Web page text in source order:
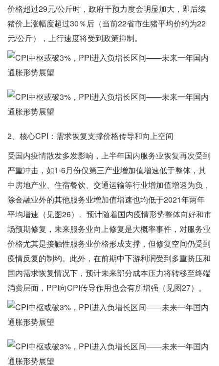
价格超过29元/公斤时，政府干预力度会明显加大，即后续
猪价上涨幅度超过30％后（当前22省市生猪平均价约为22
元/公斤），上行速度将受到政策抑制。
2、核心CPI：需求恢复支撑价格传导和向上空间
受国内疫情散发多发影响，上半年国内服务业恢复再次受到
严重冲击，如1-6月份仅第三产业增加值增速低于整体，其
中房地产业、住宿餐饮、交通运输等行业增加值增速为负，
除金融业外的其他服务业增加值增速也均低于2021年两年
平均增速（见图26）。预计随着国内疫情形势整体向好和市
场预期修复，未来服务业向上修复是大概率事件，对服务业
价格尤其是接触性服务业价格形成支撑，但修复空间仍受到
疫情反复的制约。此外，在前期中下游利润受到多重挤压和
国内需求恢复情况下，预计未来部分成本压力将转移至终端
消费层面，PPI向CPI传导作用也会有所增强（见图27）。